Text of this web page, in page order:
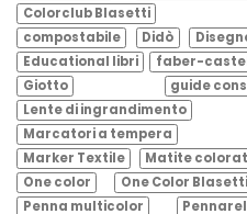
Colorclub Blasetti
compostabile
Didò
Educational libri
faber-
Giotto
guide
Lente di ingrandimento
Marcatori a tempera
Marker Textile
Matite
One color
One Color Blasetti
Penna multicolor